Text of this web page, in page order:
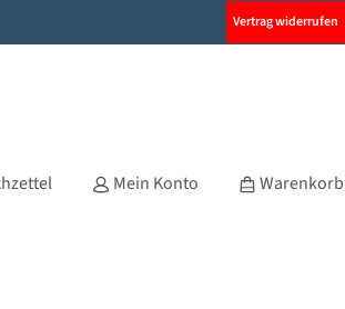
Vertrag widerrufen
Mein Konto Warenkorb